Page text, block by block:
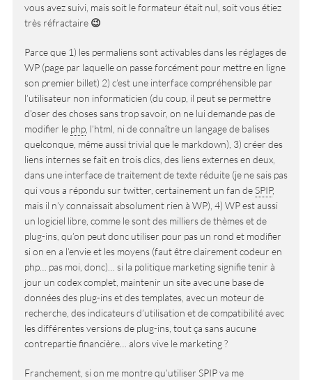
vous avez suivi, mais soit le formateur était nul, soit vous étiez
très réfractaire 😉
Parce que 1) les permaliens sont activables dans les réglages de
WP (page par laquelle on passe forcément pour mettre en ligne
son premier billet) 2) c’est une interface compréhensible par
l’utilisateur non informaticien (du coup, il peut se permettre
d’oser des choses sans trop savoir, on ne lui demande pas de
modifier le php, l’html, ni de connaître un langage de balises
quelconque, même aussi trivial que le markdown), 3) créer des
liens internes se fait en trois clics, des liens externes en deux,
dans une interface de traitement de texte réduite (je ne sais pas
qui vous a répondu sur twitter, certainement un fan deSPIP,
mais il n’y connaissait absolument rien à WP), 4) WP est aussi
un logiciel libre, comme le sont des milliers de thèmes et de
plug-ins, qu’on peut donc utiliser pour pas un rond et modifier
si on en a l’envie et les moyens (faut être clairement codeur en
php… pas moi, donc)… si la politique marketing signifie tenir à
jour un codex complet, maintenir un site avec une base de
données des plug-ins et des templates, avec un moteur de
recherche, des indicateurs d’utilisation et de compatibilité avec
les différentes versions de plug-ins, tout ça sans aucune
contrepartie financière… alors vive le marketing ?
Franchement, si on me montre qu’utiliser SPIP va me